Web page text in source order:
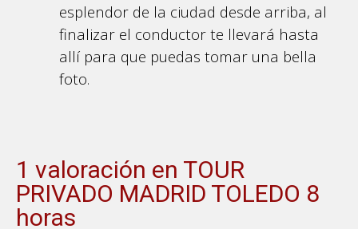
esplendor de la ciudad desde arriba, al
finalizar el conductor te llevará hasta
allí para que puedas tomar una bella
foto.
1 valoración en TOUR
PRIVADO MADRID TOLEDO 8
horas